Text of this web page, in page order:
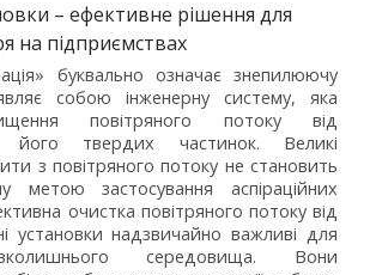
– ефективне рішення для
на підприємствах
буквально означає знепилюючу
собою інженерну систему, яка
повітряного потоку від
його твердих частинок. Великі
з повітряного потоку не становить
метою застосування аспіраційних
очистка повітряного потоку від
установки надзвичайно важливі для
середовища. Вони